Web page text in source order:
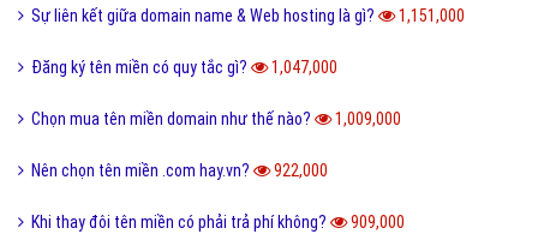
Sự liên kết giữa domain name & Web hosting là gì? 1,151,000
Đăng ký tên miền có quy tắc gì? 1,047,000
Chọn mua tên miền domain như thế nào? 1,009,000
Nên chọn tên miền .com hay.vn? 922,000
Khi thay đôi tên miền có phải trả phí không? 909,000